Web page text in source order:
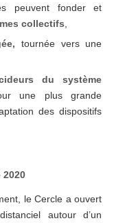
peuvent fonder et
collectifs
tournée vers une
du système
une plus grande
des dispositifs
2020
le Cercle a ouvert
autour d’un